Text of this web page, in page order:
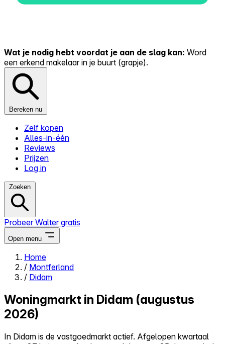
Wat je nodig hebt voordat je aan de slag kan: Word
een erkend makelaar in je buurt (grapje).
Bereken nu
Zelf kopen
Alles-in-één
Reviews
Prijzen
Log in
Zoeken
Probeer Walter gratis
Open menu
Close menu
Alles-in-één
Home
/ Montferland
/ Didam
Woningmarkt in Didam (augustus
2026)
In Didam is de vastgoedmarkt actief. Afgelopen kwartaal